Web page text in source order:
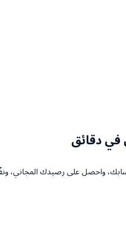
دقائق
واحصل على رصيدك المجاني،